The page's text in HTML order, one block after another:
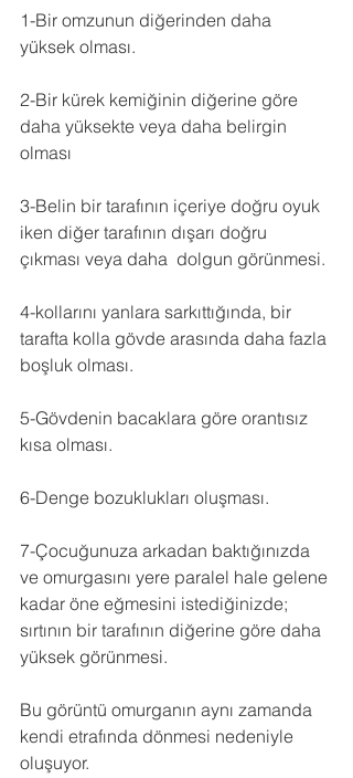
1-Bir omzunun diğerinden daha
yüksek olması.
2-Bir kürek kemiğinin diğerine göre
daha yüksekte veya daha belirgin
olması
3-Belin bir tarafının içeriye doğru oyuk
iken diğer tarafının dışarı doğru
çıkması veya daha  dolgun görünmesi.
4-kollarını yanlara sarkıttığında, bir
tarafta kolla gövde arasında daha fazla
boşluk olması.
5-Gövdenin bacaklara göre orantısız
kısa olması.
6-Denge bozuklukları oluşması.
7-Çocuğunuza arkadan baktığınızda
ve omurgasını yere paralel hale gelene
kadar öne eğmesini istediğinizde;
sırtının bir tarafının diğerine göre daha
yüksek görünmesi.
Bu görüntü omurganın aynı zamanda
kendi etrafında dönmesi nedeniyle
oluşuyor.